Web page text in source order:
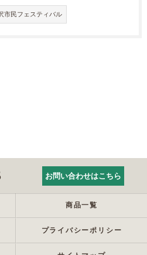
市民フェスティバル
お問い合わせはこちら
商品一覧
プライバシーポリシー